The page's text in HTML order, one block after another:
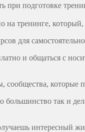
подготовке
тренинге, который,
для
и общаться с
которые
так и
интересный